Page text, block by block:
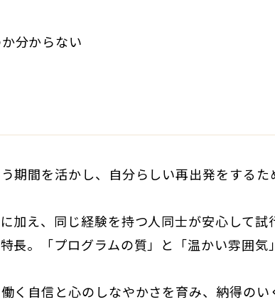
分からない
期間を活かし、自分らしい再出発をするた
加え、同じ経験を持つ人同士が安心して試
長。「プログラムの質」と「温かい雰囲気
く自信と心のしなやかさを育み、納得のい